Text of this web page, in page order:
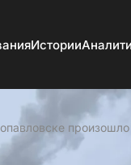
Истории